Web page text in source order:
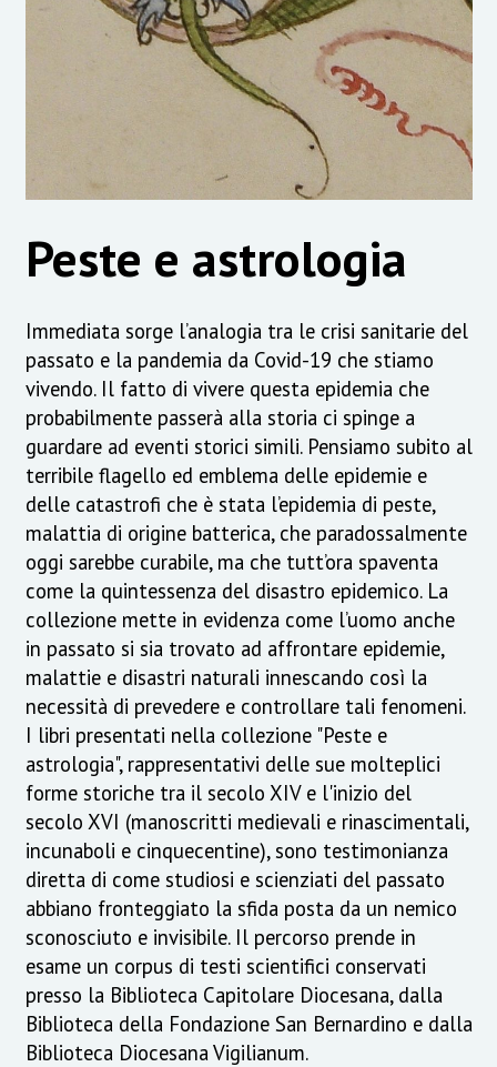
Peste e astrologia
Immediata sorge l’analogia tra le crisi sanitarie del
passato e la pandemia da Covid-19 che stiamo
vivendo. Il fatto di vivere questa epidemia che
probabilmente passerà alla storia ci spinge a
guardare ad eventi storici simili. Pensiamo subito al
terribile flagello ed emblema delle epidemie e
delle catastrofi che è stata l’epidemia di peste,
malattia di origine batterica, che paradossalmente
oggi sarebbe curabile, ma che tutt’ora spaventa
come la quintessenza del disastro epidemico. La
collezione mette in evidenza come l’uomo anche
in passato si sia trovato ad affrontare epidemie,
malattie e disastri naturali innescando così la
necessità di prevedere e controllare tali fenomeni.
I libri presentati nella collezione "Peste e
astrologia", rappresentativi delle sue molteplici
forme storiche tra il secolo XIV e l'inizio del
secolo XVI (manoscritti medievali e rinascimentali,
incunaboli e cinquecentine), sono testimonianza
diretta di come studiosi e scienziati del passato
abbiano fronteggiato la sfida posta da un nemico
sconosciuto e invisibile. Il percorso prende in
esame un corpus di testi scientifici conservati
presso la Biblioteca Capitolare Diocesana, dalla
Biblioteca della Fondazione San Bernardino e dalla
Biblioteca Diocesana Vigilianum.